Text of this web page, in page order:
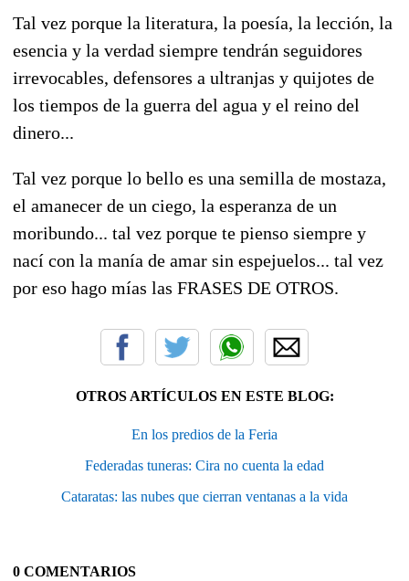
Tal vez porque la literatura, la poesía, la lección, la
esencia y la verdad siempre tendrán seguidores
irrevocables, defensores a ultranjas y quijotes de
los tiempos de la guerra del agua y el reino del
dinero...
Tal vez porque lo bello es una semilla de mostaza,
el amanecer de un ciego, la esperanza de un
moribundo... tal vez porque te pienso siempre y
nací con la manía de amar sin espejuelos... tal vez
por eso hago mías las FRASES DE OTROS.
OTROS ARTÍCULOS EN ESTE BLOG:
En los predios de la Feria
Federadas tuneras: Cira no cuenta la edad
Cataratas: las nubes que cierran ventanas a la vida
0 COMENTARIOS